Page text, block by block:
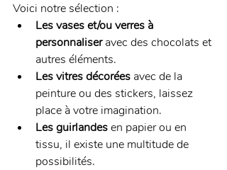
Voici notre sélection :
Lesvases et/ou verres à
personnaliser avec des chocolats et
autres éléments.
Les vitres décorées avec de la
peinture ou des stickers, laissez
place à votre imagination.
Les guirlandes en papier ou en
tissu, il existe une multitude de
possibilités.